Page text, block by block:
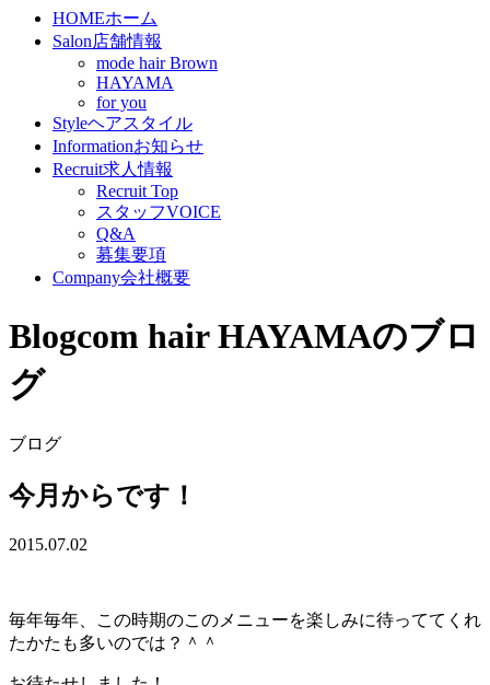
HOMEホーム
Salon店舗情報
mode hair Brown
HAYAMA
for you
Styleヘアスタイル
Informationお知らせ
Recruit求人情報
Recruit Top
スタッフVOICE
Q&A
募集要項
Company会社概要
Blogcom hair HAYAMAのブロ
グ
ブログ
今月からです！
2015.07.02
毎年毎年、この時期のこのメニューを楽しみに待っててくれ
たかたも多いのでは？＾＾